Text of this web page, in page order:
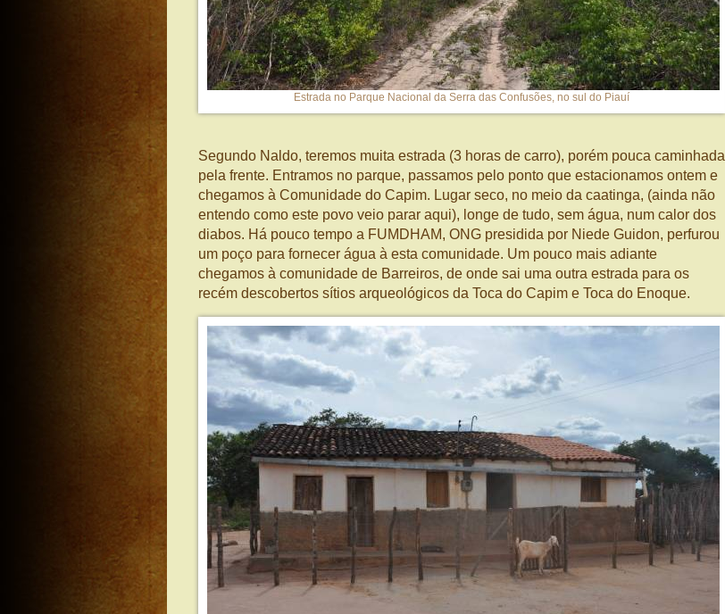
Estrada no Parque Nacional da Serra das Confusões, no sul do Piauí
Segundo Naldo, teremos muita estrada (3 horas de carro), porém pouca caminhada
pela frente. Entramos no parque, passamos pelo ponto que estacionamos ontem e
chegamos à Comunidade do Capim. Lugar seco, no meio da caatinga, (ainda não
entendo como este povo veio parar aqui), longe de tudo, sem água, num calor dos
diabos. Há pouco tempo a FUMDHAM, ONG presidida por Niede Guidon, perfurou
um poço para fornecer água à esta comunidade. Um pouco mais adiante
chegamos à comunidade de Barreiros, de onde sai uma outra estrada para os
recém descobertos sítios arqueológicos da Toca do Capim e Toca do Enoque.